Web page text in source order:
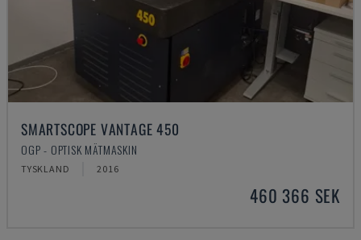
SMARTSCOPE VANTAGE 450
OGP - OPTISK MÄTMASKIN
TYSKLAND 2016
460 366 SEK